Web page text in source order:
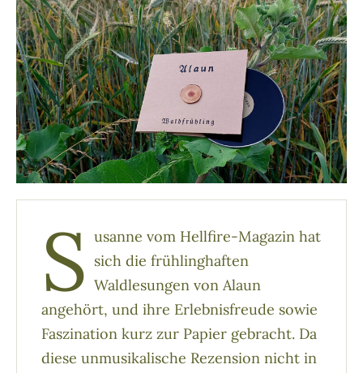
S usanne vom Hellfire-Magazin hat
sich die frühlinghaften
Waldlesungen von Alaun
angehört, und ihre Erlebnisfreude sowie
Faszination kurz zur Papier gebracht. Da
diese unmusikalische Rezension nicht in